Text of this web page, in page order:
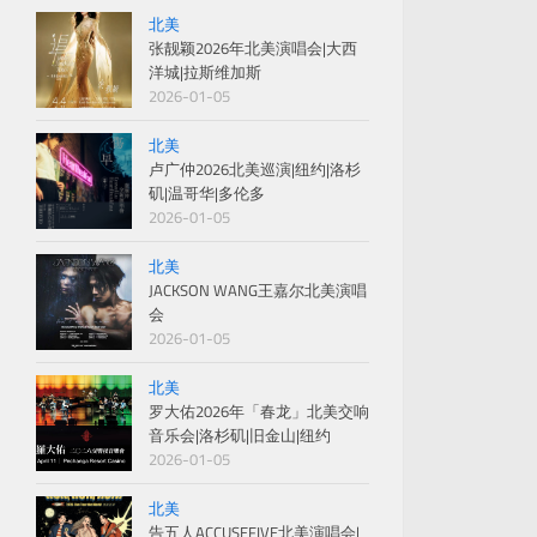
北美
张靓颖2026年北美演唱会|大西
洋城|拉斯维加斯
2026-01-05
北美
卢广仲2026北美巡演|纽约|洛杉
矶|温哥华|多伦多
2026-01-05
北美
JACKSON WANG王嘉尔北美演唱
会
2026-01-05
北美
罗大佑2026年「春龙」北美交响
音乐会|洛杉矶|旧金山|纽约
2026-01-05
北美
告五人ACCUSEFIVE北美演唱会|